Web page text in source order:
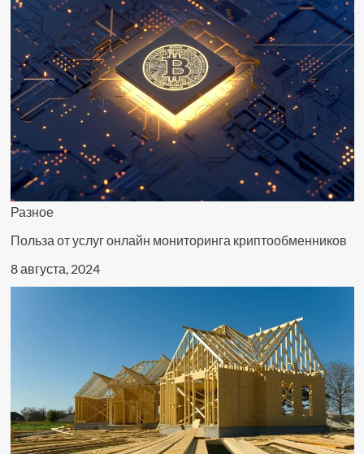
Разное
Польза от услуг онлайн мониторинга криптообменников
8 августа, 2024